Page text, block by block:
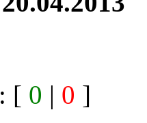
: [ 0 | 0 ]